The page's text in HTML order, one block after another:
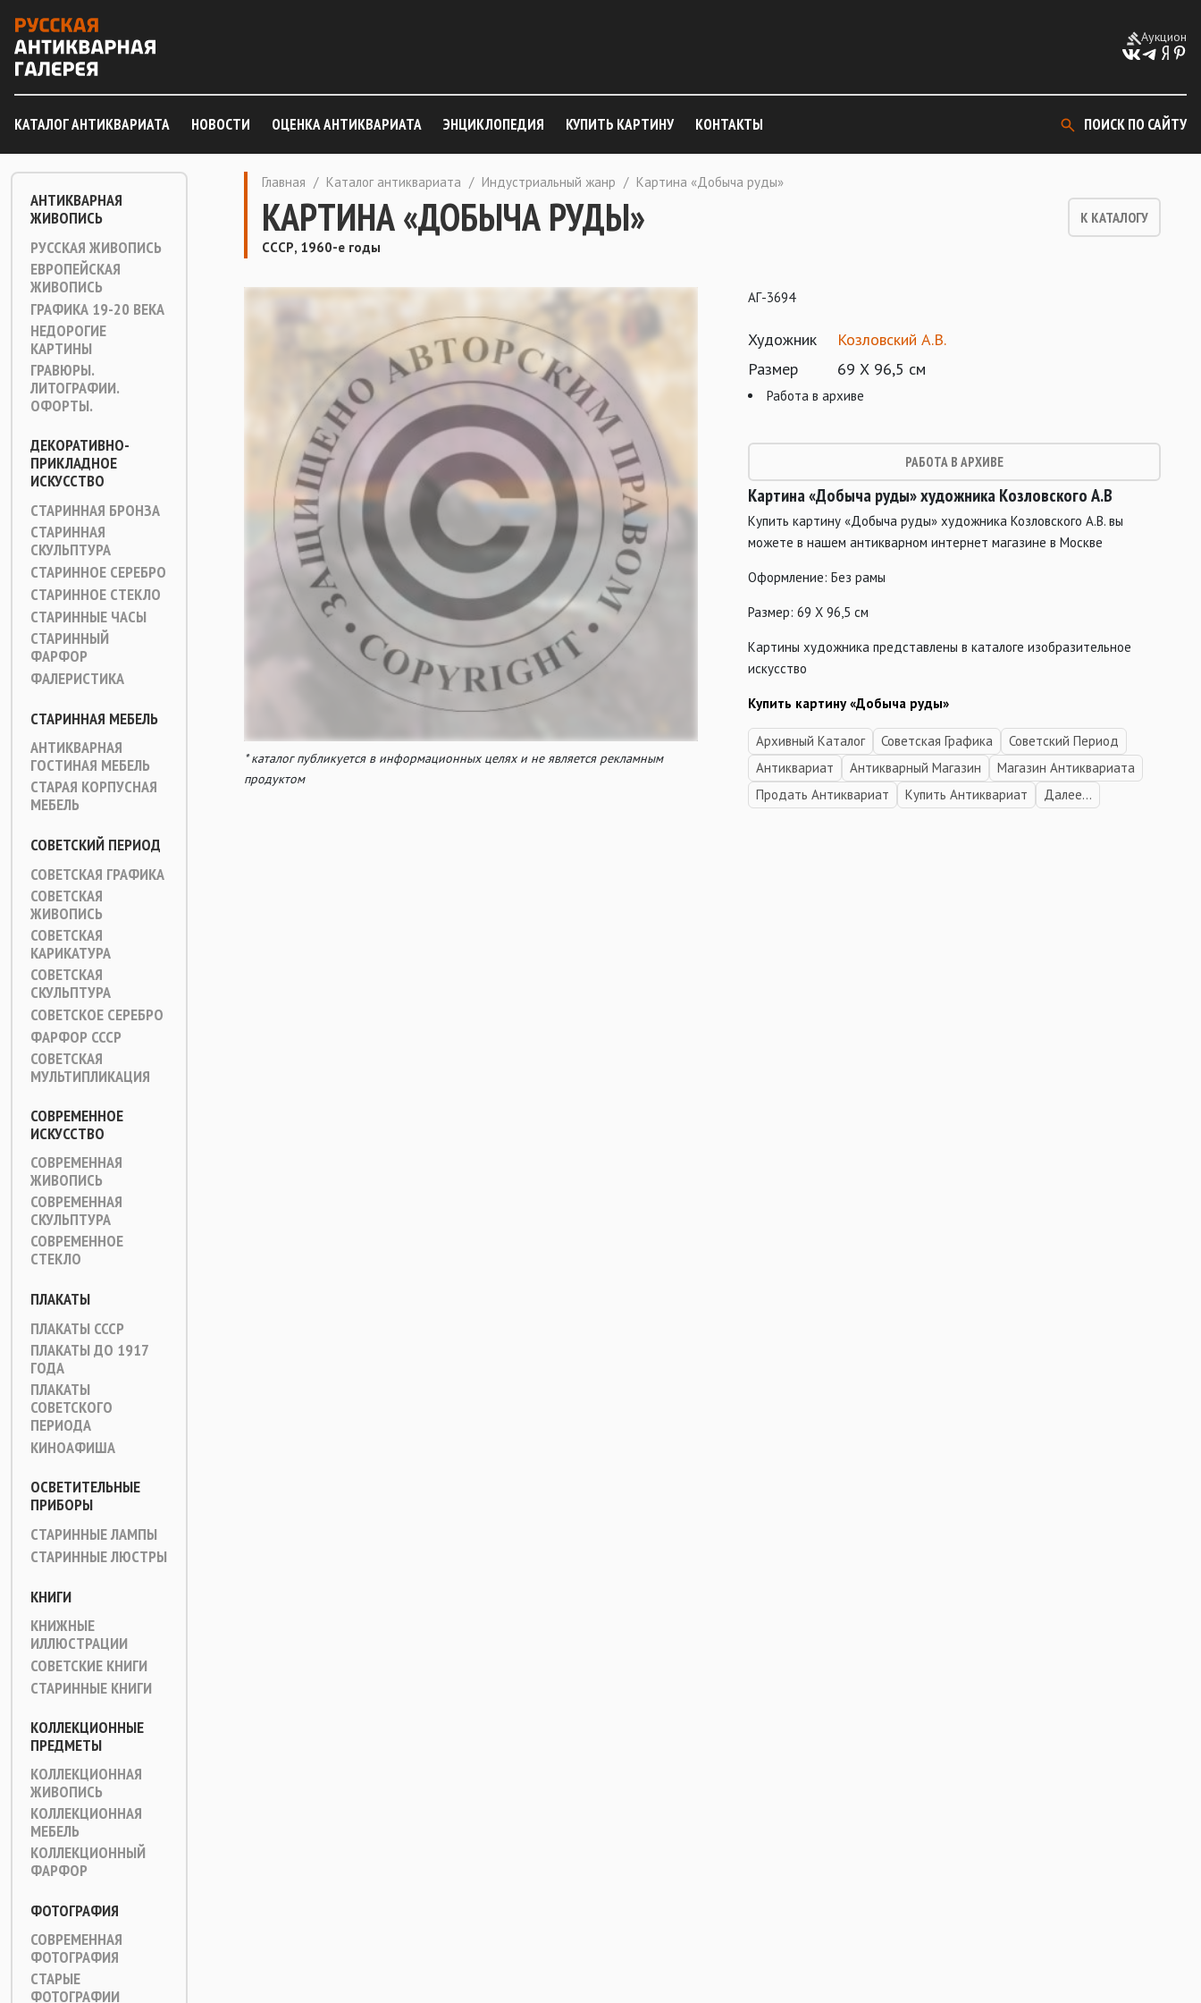
Аукцион
КАТАЛОГ АНТИКВАРИАТА НОВОСТИ ОЦЕНКА АНТИКВАРИАТА ЭНЦИКЛОПЕДИЯ КУПИТЬ КАРТИНУ КОНТАКТЫ ПОИСК ПО САЙТУ
АНТИКВАРНАЯ
ЖИВОПИСЬ
РУССКАЯ ЖИВОПИСЬ
ЕВРОПЕЙСКАЯ
ЖИВОПИСЬ
ГРАФИКА 19-20 ВЕКА
НЕДОРОГИЕ
КАРТИНЫ
ГРАВЮРЫ.
ЛИТОГРАФИИ.
ОФОРТЫ.
ДЕКОРАТИВНО-
ПРИКЛАДНОЕ
ИСКУССТВО
СТАРИННАЯ БРОНЗА
СТАРИННАЯ
СКУЛЬПТУРА
СТАРИННОЕ СЕРЕБРО
СТАРИННОЕ СТЕКЛО
СТАРИННЫЕ ЧАСЫ
СТАРИННЫЙ
ФАРФОР
ФАЛЕРИСТИКА
СТАРИННАЯ МЕБЕЛЬ
АНТИКВАРНАЯ
ГОСТИНАЯ МЕБЕЛЬ
СТАРАЯ КОРПУСНАЯ
МЕБЕЛЬ
СОВЕТСКИЙ ПЕРИОД
СОВЕТСКАЯ ГРАФИКА
СОВЕТСКАЯ
ЖИВОПИСЬ
СОВЕТСКАЯ
КАРИКАТУРА
СОВЕТСКАЯ
СКУЛЬПТУРА
СОВЕТСКОЕ СЕРЕБРО
ФАРФОР СССР
СОВЕТСКАЯ
МУЛЬТИПЛИКАЦИЯ
СОВРЕМЕННОЕ
ИСКУССТВО
СОВРЕМЕННАЯ
ЖИВОПИСЬ
СОВРЕМЕННАЯ
СКУЛЬПТУРА
СОВРЕМЕННОЕ
СТЕКЛО
ПЛАКАТЫ
ПЛАКАТЫ СССР
ПЛАКАТЫ ДО 1917
ГОДА
ПЛАКАТЫ
СОВЕТСКОГО
ПЕРИОДА
КИНОАФИША
ОСВЕТИТЕЛЬНЫЕ
ПРИБОРЫ
СТАРИННЫЕ ЛАМПЫ
СТАРИННЫЕ ЛЮСТРЫ
КНИГИ
КНИЖНЫЕ
ИЛЛЮСТРАЦИИ
СОВЕТСКИЕ КНИГИ
СТАРИННЫЕ КНИГИ
КОЛЛЕКЦИОННЫЕ
ПРЕДМЕТЫ
КОЛЛЕКЦИОННАЯ
ЖИВОПИСЬ
КОЛЛЕКЦИОННАЯ
МЕБЕЛЬ
КОЛЛЕКЦИОННЫЙ
ФАРФОР
ФОТОГРАФИЯ
СОВРЕМЕННАЯ
ФОТОГРАФИЯ
СТАРЫЕ
ФОТОГРАФИИ
Главная / Каталог антиквариата / Индустриальный жанр / Картина «Добыча руды»
КАРТИНА «ДОБЫЧА РУДЫ» К КАТАЛОГУ
СССР, 1960-е годы
* каталог публикуется в информационных целях и не является рекламным
продуктом
АГ-3694
Художник
Козловский А.В.
Размер
69 Х 96,5 см
Работа в архиве
РАБОТА В АРХИВЕ
Картина «Добыча руды» художника Козловского А.В
Купить картину «Добыча руды» художника Козловского А.В. вы
можете в нашем антикварном интернет магазине в Москве
Оформление: Без рамы
Размер: 69 Х 96,5 см
Картины художника представлены в каталоге изобразительное
искусство
Купить картину «Добыча руды»
Архивный Каталог Советская Графика
Советский Период
Антиквариат
Антикварный Магазин
Магазин Антиквариата
Продать Антиквариат
Купить Антиквариат Далее...